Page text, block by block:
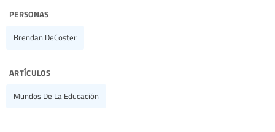
personas
Brendan DeCoster
artículos
Mundos De La Educación